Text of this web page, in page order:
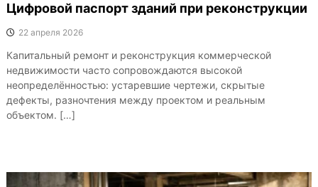
Цифровой паспорт зданий при реконструкции
22 апреля 2026
Капитальный ремонт и реконструкция коммерческой
недвижимости часто сопровождаются высокой
неопределённостью: устаревшие чертежи, скрытые
дефекты, разночтения между проектом и реальным
объектом. […]